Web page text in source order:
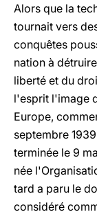
Alors que la
tournait vers
conquêtes
nation à
liberté et du
l'esprit l'image
Europe,
septembre
terminée le 9
née
tard a paru le
considéré